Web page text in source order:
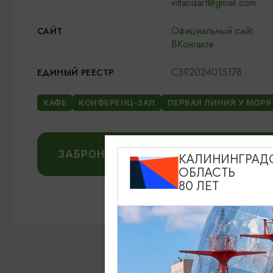
САЙТ
Официальный сайт
ВКонтакте
ЕДИНЫЙ РЕЕСТР С392024015178
КАФЕ КОНФЕРЕНЦ-ЗАЛ ПЕРВАЯ ЛИНИЯ У МОРЯ
ЗАБРОНИРОВАТЬ НА OSTROVOK.RU
ОБЛАСТЬ
80 ЛЕТ